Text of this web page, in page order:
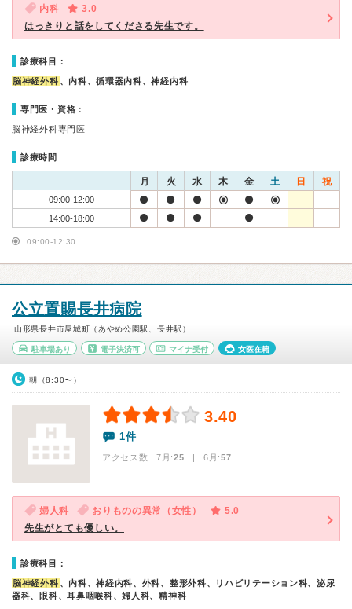
内科
3.0
はっきりと話をしてくださる先生です。
診療科目：
脳神経外科 、内科、循環器内科、神経内科
専門医・資格：
脳神経外科専門医
診療時間
月 火 水 木 金 土 日 祝
09:00-12:00
14:00-18:00
09:00-12:30
公立置賜長井病院
山形県長井市屋城町（あやめ公園駅、長井駅）
駐車場あり 電子決済可 マイナ受付 女医在籍
朝（8:30〜）
3.40
1件
アクセス数 7月:25 | 6月:57
婦人科 おりものの異常（女性）
5.0
先生がとても優しい。
診療科目：
脳神経外科 、内科、神経内科、外科、整形外科、リハビリテーション科、泌尿
器科、眼科、耳鼻咽喉科、婦人科、精神科